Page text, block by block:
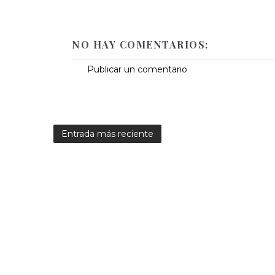
NO HAY COMENTARIOS:
Publicar un comentario
Entrada más reciente